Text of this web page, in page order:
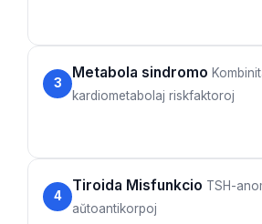
3
Metabola sindromo
kardiometabolaj riskfaktoroj
4
Tiroida Misfunkcio TSH-
aŭtoantikorpoj
Afrikaans
Монгол